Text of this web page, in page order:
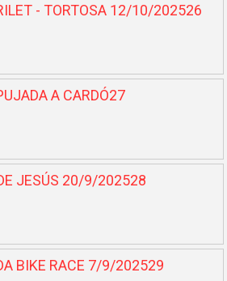
- TORTOSA 12/10/202526
A CARDÓ27
JESÚS 20/9/202528
BIKE RACE 7/9/202529